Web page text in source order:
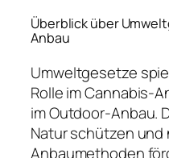
Überblick über
Anbau
Umweltgesetze
Rolle im Cannabis-
im Outdoor-Anbau.
Natur schützen und
Anbaumethoden